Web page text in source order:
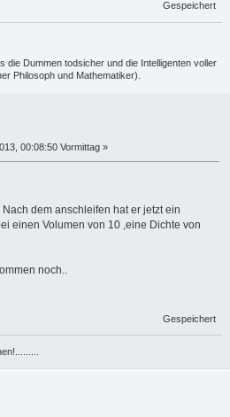
Gespeichert
die Dummen todsicher und die Intelligenten voller
Philosoph und Mathematiker).
00:08:50 Vormittag »
dem anschleifen hat er jetzt ein
einen Volumen von 10 ,eine Dichte von
noch..
Gespeichert